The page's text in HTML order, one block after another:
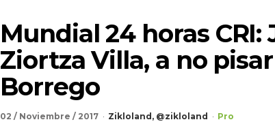
Mundial 24 horas CRI:
Ziortza Villa, a no
Borrego
02 / Noviembre / 2017 Zikloland, @zikloland Pro